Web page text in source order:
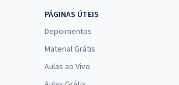
PÁGINAS ÚTEIS
Depoimentos
Material Grátis
Aulas ao Vivo